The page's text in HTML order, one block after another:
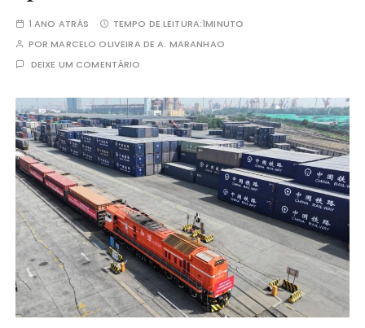
1 ANO ATRÁS TEMPO DE LEITURA:1MINUTO
PORMARCELO OLIVEIRA DE A. MARANHAO
DEIXE UM COMENTÁRIO